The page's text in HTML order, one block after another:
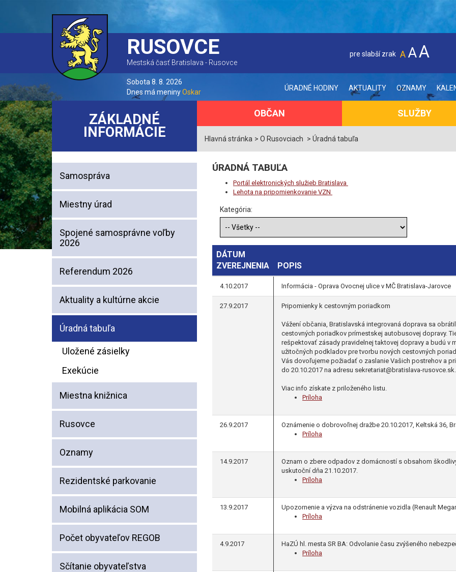
RUSOVCE
Mestská časť Bratislava - Rusovce
pre slabší zrak A AA
Sobota 8. 8. 2026
Dnes má meninyOskar ÚRADNÉ HODINY AKTUALITY OZNAMY
ZÁKLADNÉ
INFORMÁCIE
Samospráva
Miestny úrad
Spojené samosprávne voľby
2026
Referendum 2026
Aktuality a kultúrne akcie
Úradná tabuľa
Uložené zásielky
Exekúcie
Miestna knižnica
Rusovce
Oznamy
Rezidentské parkovanie
Mobilná aplikácia SOM
Počet obyvateľov REGOB
Sčítanie obyvateľstva
OBČAN SLUŽBY
Hlavná stránka O Rusovciach Úradná tabuľa
ÚRADNÁ TABUĽA
Portál elektronických služieb Bratislava
Lehota na pripomienkovanie VZN
Kategória:
DÁTUM
ZVEREJNENIA
POPIS
4.10.2017 Informácia - Oprava Ovocnej ulice v MČ Bratislava-Jarovce
27.9.2017 Pripomienky k cestovným poriadkom
Vážení občania, Bratislavská integrovaná doprava sa
cestovných poriadkov prímestskej autobusovej dopravy.
rešpektovať zásady pravidelnej taktovej dopravy a budú v
užitočných podkladov pre tvorbu nových cestovných
Vás dovoľujeme požiadať o zaslanie Vašich postrehov a
do 20.10.2017 na adresu sekretariat@bratislava-rusovce.sk.
Viac info získate z priloženého listu.
Príloha
26.9.2017
Oznámenie o dobrovoľnej dražbe 20.10.2017, Keltská 36,
Príloha
14.9.2017
Oznam o zbere odpadov z domácností s obsahom
uskutoční dňa 21.10.2017.
Príloha
13.9.2017
Upozornenie a výzva na odstránenie vozidla (Renault
Príloha
4.9.2017
HaZÚ hl. mesta SR BA: Odvolanie času zvýšeného
Príloha